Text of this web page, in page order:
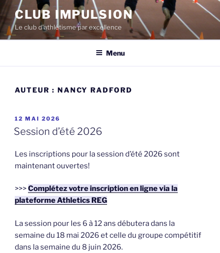
Aller
au
contenu
CLUB IMPULSION
Le club d'athlétisme par excellence
Menu
AUTEUR : NANCY RADFORD
PUBLIÉ
LE
12 MAI 2026
Session d’été 2026
Les inscriptions pour la session d’été 2026 sont
maintenant ouvertes!
>>>Complétez votre inscription en ligne via la
plateforme Athletics REG
La session pour les 6 à 12 ans débutera dans la
semaine du 18 mai 2026 et celle du groupe compétitif
dans la semaine du 8 juin 2026.